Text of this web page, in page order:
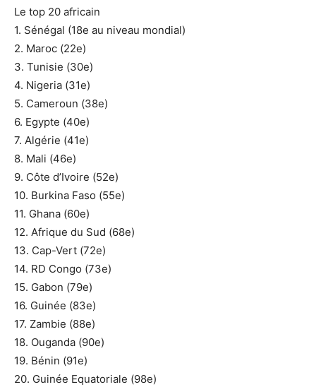
Le top 20 africain
1. Sénégal (18e au niveau mondial)
2. Maroc (22e)
3. Tunisie (30e)
4. Nigeria (31e)
5. Cameroun (38e)
6. Egypte (40e)
7. Algérie (41e)
8. Mali (46e)
9. Côte d’Ivoire (52e)
10. Burkina Faso (55e)
11. Ghana (60e)
12. Afrique du Sud (68e)
13. Cap-Vert (72e)
14. RD Congo (73e)
15. Gabon (79e)
16. Guinée (83e)
17. Zambie (88e)
18. Ouganda (90e)
19. Bénin (91e)
20. Guinée Equatoriale (98e)